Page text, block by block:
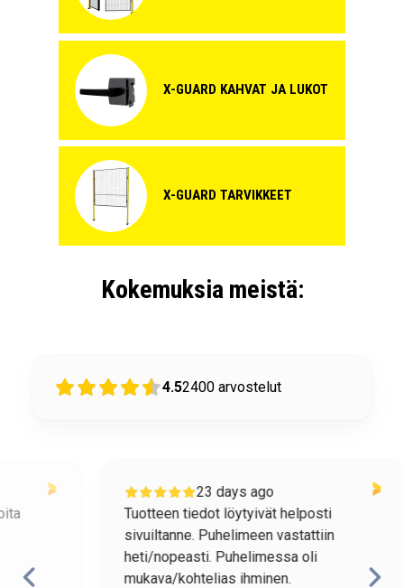
X-GUARD KAHVAT JA LUKOT
X-GUARD TARVIKKEET
Kokemuksia meistä:
4.52400 arvostelut
23 days ago
Tuotteen tiedot löytyivät helposti
sivuiltanne. Puhelimeen vastattiin
heti/nopeasti. Puhelimessa oli
mukava/kohtelias ihminen.